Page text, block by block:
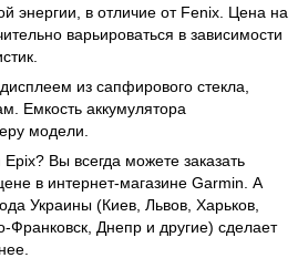
энергии, в отличие от Fenix. Цена на
варьироваться в зависимости
из сапфирового стекла,
Емкость аккумулятора
модели.
Вы всегда можете заказать
в интернет-магазине Garmin. А
Украины (Киев, Львов, Харьков,
Франковск, Днепр и другие) сделает